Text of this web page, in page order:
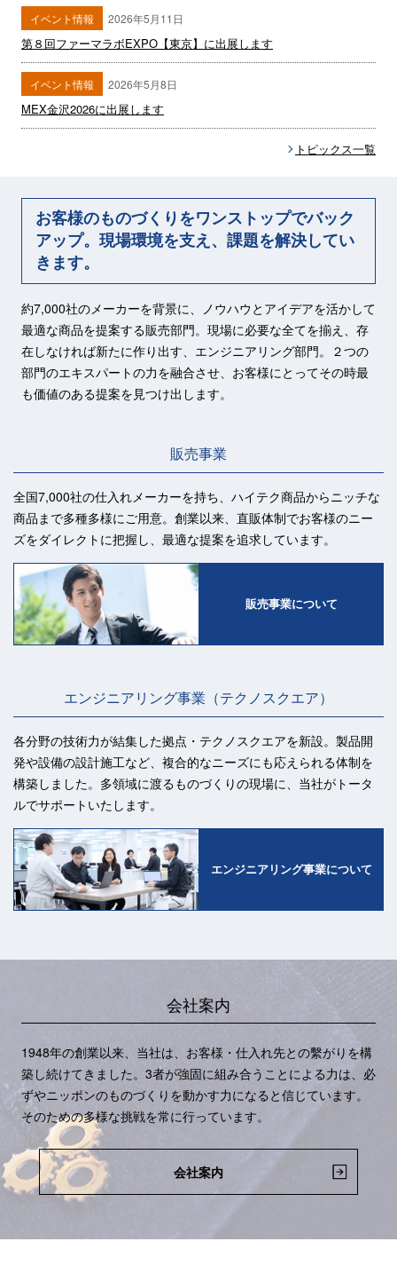
イベント情報 2026年5月11日
第８回ファーマラボEXPO【東京】に出展します
イベント情報 2026年5月8日
MEX金沢2026に出展します
トピックス一覧
お客様のものづくりをワンストップでバック
アップ。現場環境を支え、課題を解決してい
きます。
約7,000社のメーカーを背景に、ノウハウとアイデアを活かして
最適な商品を提案する販売部門。現場に必要な全てを揃え、存
在しなければ新たに作り出す、エンジニアリング部門。２つの
部門のエキスパートの力を融合させ、お客様にとってその時最
も価値のある提案を見つけ出します。
販売事業
全国7,000社の仕入れメーカーを持ち、ハイテク商品からニッチな
商品まで多種多様にご用意。創業以来、直販体制でお客様のニー
ズをダイレクトに把握し、最適な提案を追求しています。
販売事業について
エンジニアリング事業（テクノスクエア）
各分野の技術力が結集した拠点・テクノスクエアを新設。製品開
発や設備の設計施工など、複合的なニーズにも応えられる体制を
構築しました。多領域に渡るものづくりの現場に、当社がトータ
ルでサポートいたします。
エンジニアリング事業について
会社案内
1948年の創業以来、当社は、お客様・仕入れ先との繫がりを構
築し続けてきました。3者が強固に組み合うことによる力は、必
ずやニッポンのものづくりを動かす力になると信じています。
そのための多様な挑戦を常に行っています。
会社案内